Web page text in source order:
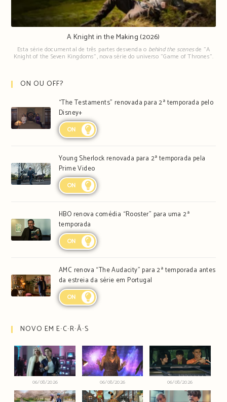
A Knight in the Making (2026)
Esta série documental de três partes desvenda o behind the scenesde "A
Knight of the Seven Kingdoms", nova série do universo "Game of Thrones".
ON OU OFF?
“The Testaments” renovada para 2ª temporada pelo
Disney+
ON
Young Sherlock renovada para 2ª temporada pela
Prime Video
ON
HBO renova comédia “Rooster” para uma 2ª
temporada
ON
AMC renova “The Audacity” para 2ª temporada antes
da estreia da série em Portugal
ON
NOVO EM E∙C∙R∙Ã∙S
06/08/2026 06/08/2026 06/08/2026